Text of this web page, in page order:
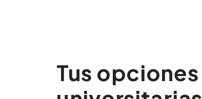
Tus opciones